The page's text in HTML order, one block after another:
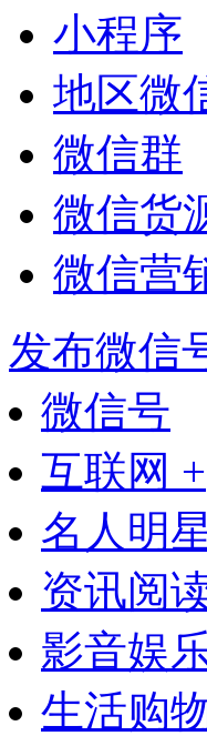
小程序
地区微
微信群
微信货
微信营
发布微信
微信号
互联网 +
名人明
资讯阅
影音娱
生活购